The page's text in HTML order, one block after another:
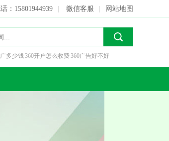
：15801944939 微信客服 网站地图
多少钱360开户怎么收费360广告好不好